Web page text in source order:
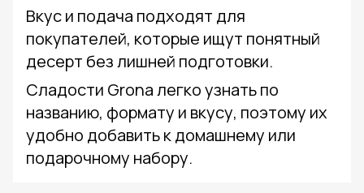
Вкус и подача подходят для
покупателей, которые ищут понятный
десерт без лишней подготовки.
Сладости Grona легко узнать по
названию, формату и вкусу, поэтому их
удобно добавить к домашнему или
подарочному набору.